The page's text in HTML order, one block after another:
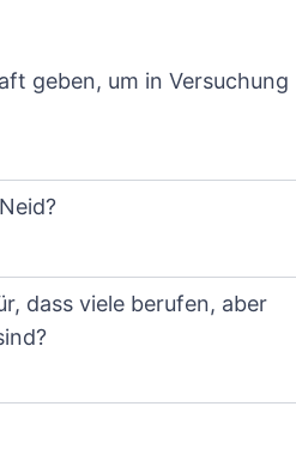
geben, um in Versuchung
dass viele berufen, aber